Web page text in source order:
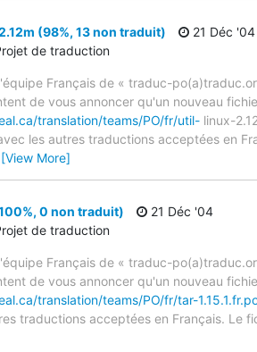
(98%, 13 non traduit)
de traduction
21 Déc '04
Français de « traduc-
de vous annoncer qu'un nouveau
translation/teams/PO/fr/util- linux-
les autres traductions acceptées en
[View More]
0 non traduit)
de traduction
21 Déc '04
Français de « traduc-
de vous annoncer qu'un nouveau
translation/teams/PO/fr/tar-
traductions acceptées en Français. Le